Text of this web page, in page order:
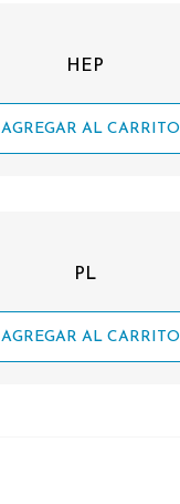
HEP
AGREGAR AL CARRITO
PL
AGREGAR AL CARRITO